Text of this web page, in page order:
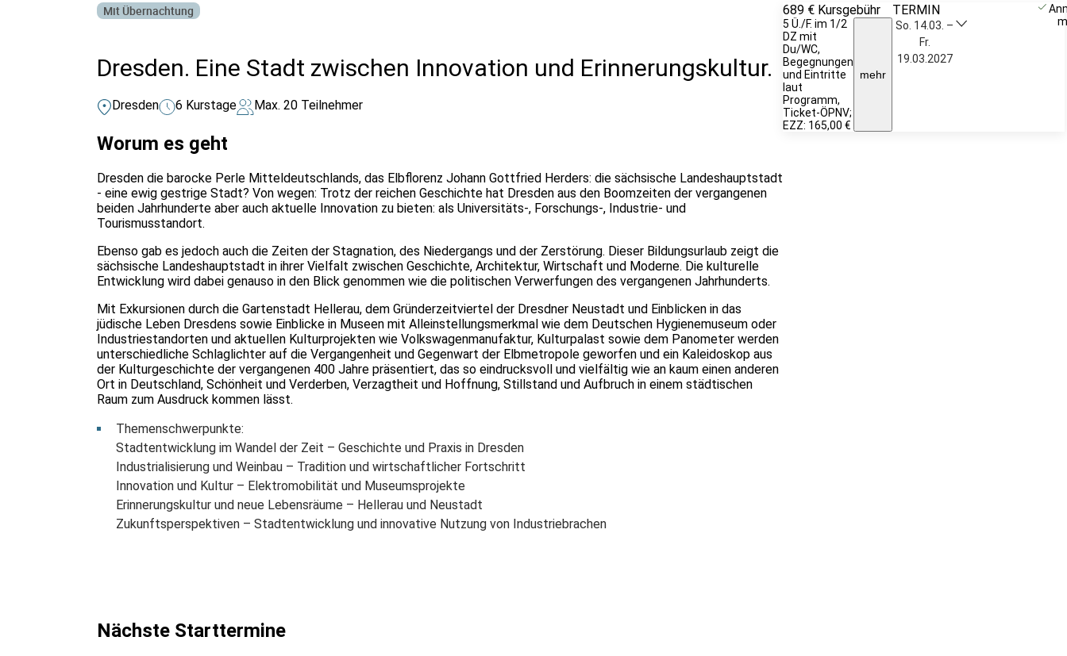
Mit Übernachtung
Dresden. Eine Stadt zwischen Innovation und Erinnerungskultur.
Dresden 6 Kurstage Max. 20 Teilnehmer
Worum es geht
Dresden die barocke Perle Mitteldeutschlands, das Elbflorenz Johann Gottfried Herders: die sächsische Landeshauptstadt
- eine ewig gestrige Stadt? Von wegen: Trotz der reichen Geschichte hat Dresden aus den Boomzeiten der vergangenen
beiden Jahrhunderte aber auch aktuelle Innovation zu bieten: als Universitäts-, Forschungs-, Industrie- und
Tourismusstandort.
Ebenso gab es jedoch auch die Zeiten der Stagnation, des Niedergangs und der Zerstörung. Dieser Bildungsurlaub zeigt die
sächsische Landeshauptstadt in ihrer Vielfalt zwischen Geschichte, Architektur, Wirtschaft und Moderne. Die kulturelle
Entwicklung wird dabei genauso in den Blick genommen wie die politischen Verwerfungen des vergangenen Jahrhunderts.
Mit Exkursionen durch die Gartenstadt Hellerau, dem Gründerzeitviertel der Dresdner Neustadt und Einblicken in das
jüdische Leben Dresdens sowie Einblicke in Museen mit Alleinstellungsmerkmal wie dem Deutschen Hygienemuseum oder
Industriestandorten und aktuellen Kulturprojekten wie Volkswagenmanufaktur, Kulturpalast sowie dem Panometer werden
unterschiedliche Schlaglichter auf die Vergangenheit und Gegenwart der Elbmetropole geworfen und ein Kaleidoskop aus
der Kulturgeschichte der vergangenen 400 Jahre präsentiert, das so eindrucksvoll und vielfältig wie an kaum einen anderen
Ort in Deutschland, Schönheit und Verderben, Verzagtheit und Hoffnung, Stillstand und Aufbruch in einem städtischen
Raum zum Ausdruck kommen lässt.
Themenschwerpunkte:
Stadtentwicklung im Wandel der Zeit – Geschichte und Praxis in Dresden
Industrialisierung und Weinbau – Tradition und wirtschaftlicher Fortschritt
Innovation und Kultur – Elektromobilität und Museumsprojekte
Erinnerungskultur und neue Lebensräume – Hellerau und Neustadt
Zukunftsperspektiven – Stadtentwicklung und innovative Nutzung von Industriebrachen
Nächste Starttermine
689 € Kursgebühr
5 Ü./F. im 1/2
DZ mit
Du/WC,
Begegnungen
und Eintritte
laut
Programm,
Ticket-ÖPNV;
EZZ: 165,00 €
mehr
TERMIN
So. 14.03. –
Fr.
19.03.2027